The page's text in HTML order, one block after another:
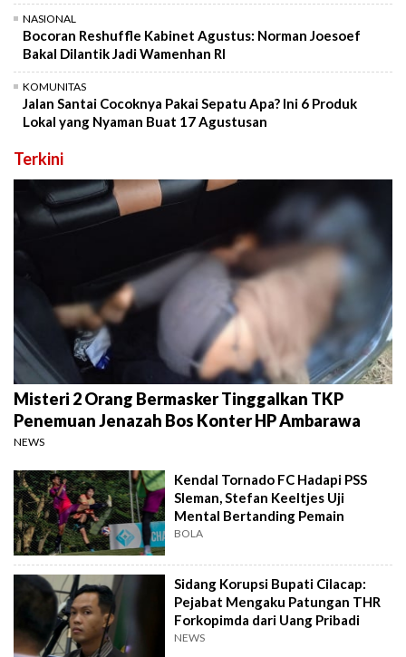
NASIONAL
Bocoran Reshuffle Kabinet Agustus: Norman Joesoef
Bakal Dilantik Jadi Wamenhan RI
KOMUNITAS
Jalan Santai Cocoknya Pakai Sepatu Apa? Ini 6 Produk
Lokal yang Nyaman Buat 17 Agustusan
Terkini
Misteri 2 Orang Bermasker Tinggalkan TKP
Penemuan Jenazah Bos Konter HP Ambarawa
NEWS
Kendal Tornado FC Hadapi PSS
Sleman, Stefan Keeltjes Uji
Mental Bertanding Pemain
BOLA
Sidang Korupsi Bupati Cilacap:
Pejabat Mengaku Patungan THR
Forkopimda dari Uang Pribadi
NEWS